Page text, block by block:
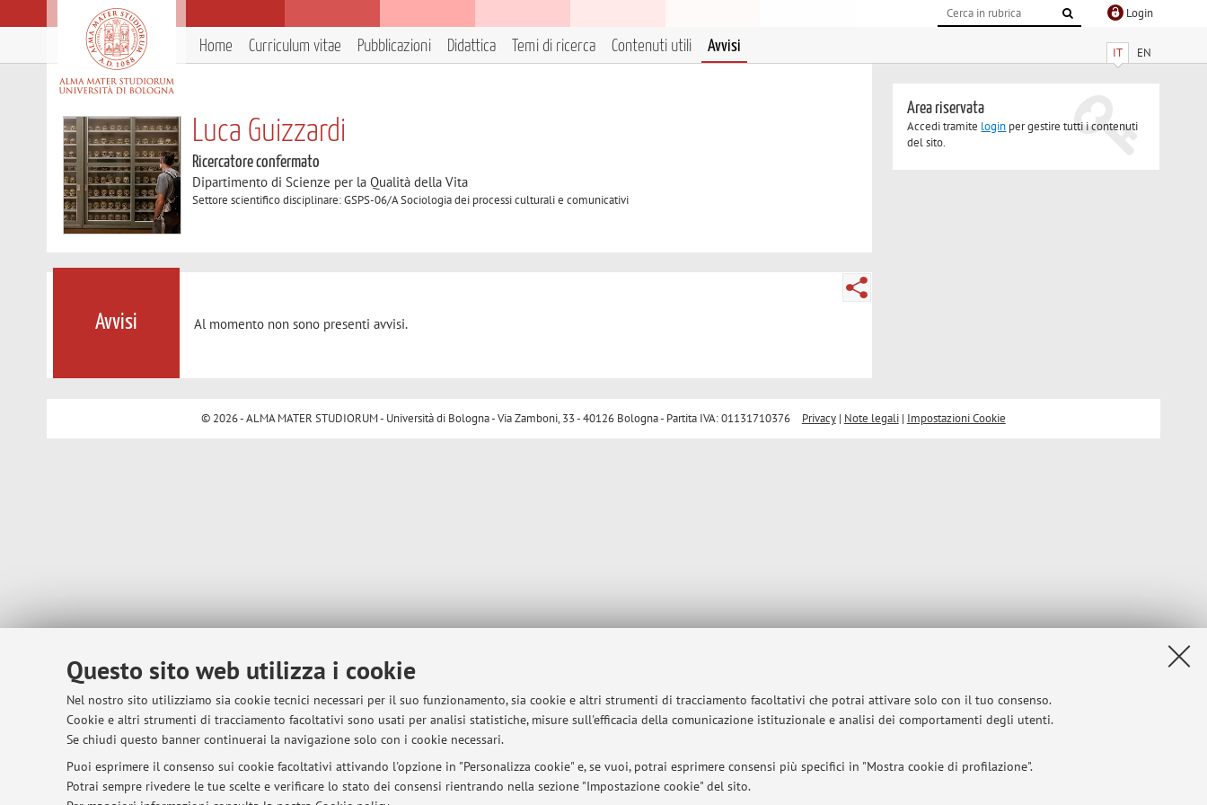
Questo sito web utilizza i cookie
Nel nostro sito utilizziamo sia cookie tecnici necessari per il suo funzionamento, sia cookie e altri strumenti di tracciamento facoltativi che potrai attivare solo con il tuo consenso.
Cookie e altri strumenti di tracciamento facoltativi sono usati per analisi statistiche, misure sull'efficacia della comunicazione istituzionale e analisi dei comportamenti degli utenti.
Se chiudi questo banner continuerai la navigazione solo con i cookie necessari.
Puoi esprimere il consenso sui cookie facoltativi attivando l'opzione in "Personalizza cookie" e, se vuoi, potrai esprimere consensi più specifici in "Mostra cookie di profilazione".
Potrai sempre rivedere le tue scelte e verificare lo stato dei consensi rientrando nella sezione "Impostazione cookie" del sito.
Login
IT EN
Home Curriculum vitae Pubblicazioni Didattica Temi di ricerca Contenuti utili Avvisi
Luca Guizzardi
Ricercatore confermato
Dipartimento di Scienze per la Qualità della Vita
Settore scientifico disciplinare: GSPS-06/A Sociologia dei processi culturali e comunicativi
Avvisi Al momento non sono presenti avvisi.
Area riservata
Accedi tramite login per gestire tutti i contenuti
del sito.
© 2026 - ALMA MATER STUDIORUM - Università di Bologna - Via Zamboni, 33 - 40126 Bologna - Partita IVA: 01131710376 Privacy| Note legali| Impostazioni Cookie